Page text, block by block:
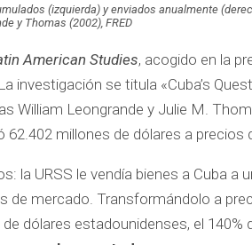
(izquierda) y enviados anualmente
y Thomas (2002), FRED
American Studies, acogido en la
investigación se titula «Cuba’s
William Leongrande y Julie M.
millones de dólares a precios
la URSS le vendía bienes a Cuba a
mercado. Transformándolo a
dólares estadounidenses, el 140%